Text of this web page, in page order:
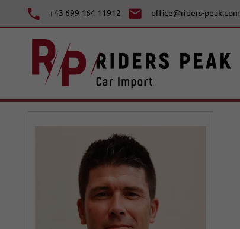
+43 699 164 11912 office@riders-peak.com